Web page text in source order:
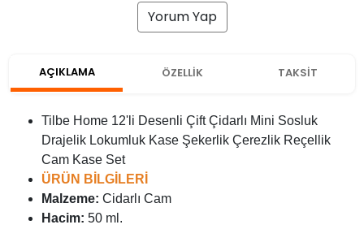
Yorum Yap
AÇIKLAMA ÖZELLİK TAKSİT
Tilbe Home 12'li Desenli Çift Çidarlı Mini Sosluk
Drajelik Lokumluk Kase Şekerlik Çerezlik Reçellik
Cam Kase Set
ÜRÜN BİLGİLERİ
Malzeme: Cidarlı Cam
Hacim: 50 ml.